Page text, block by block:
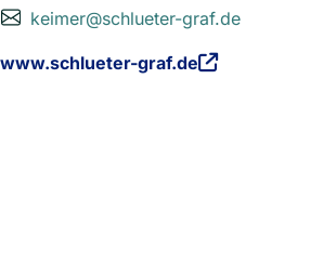
keimer@schlueter-graf.de
www.schlueter-graf.de